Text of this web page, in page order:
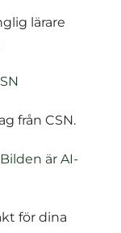
lärare
från CSN.
för dina